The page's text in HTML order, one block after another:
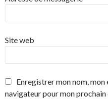
Site web
Enregistrer mon nom,
navigateur pour mon